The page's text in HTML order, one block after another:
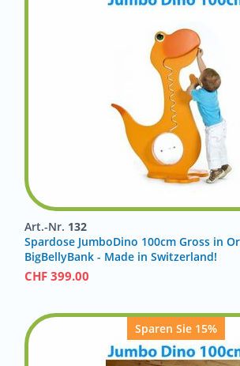
Art.-Nr. 132
Spardose JumboDino 100cm Gross in
BigBellyBank - Made in Switzerland!
CHF 399.00
Sparen Sie 15%